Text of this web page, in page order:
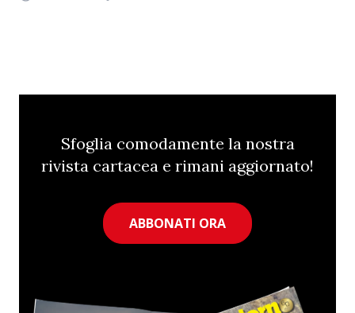
Sfoglia comodamente la nostra
rivista cartacea e rimani aggiornato!
ABBONATI ORA